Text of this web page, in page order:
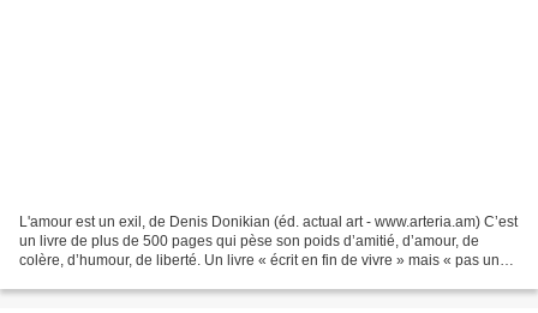
L'amour est un exil, de Denis Donikian (éd. actual art - www.arteria.am) C’est
un livre de plus de 500 pages qui pèse son poids d’amitié, d’amour, de
colère, d’humour, de liberté. Un livre « écrit en fin de vivre » mais « pas un